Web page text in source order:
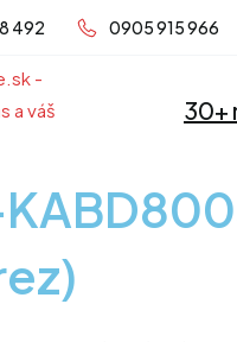
492 0905 915 966
30+